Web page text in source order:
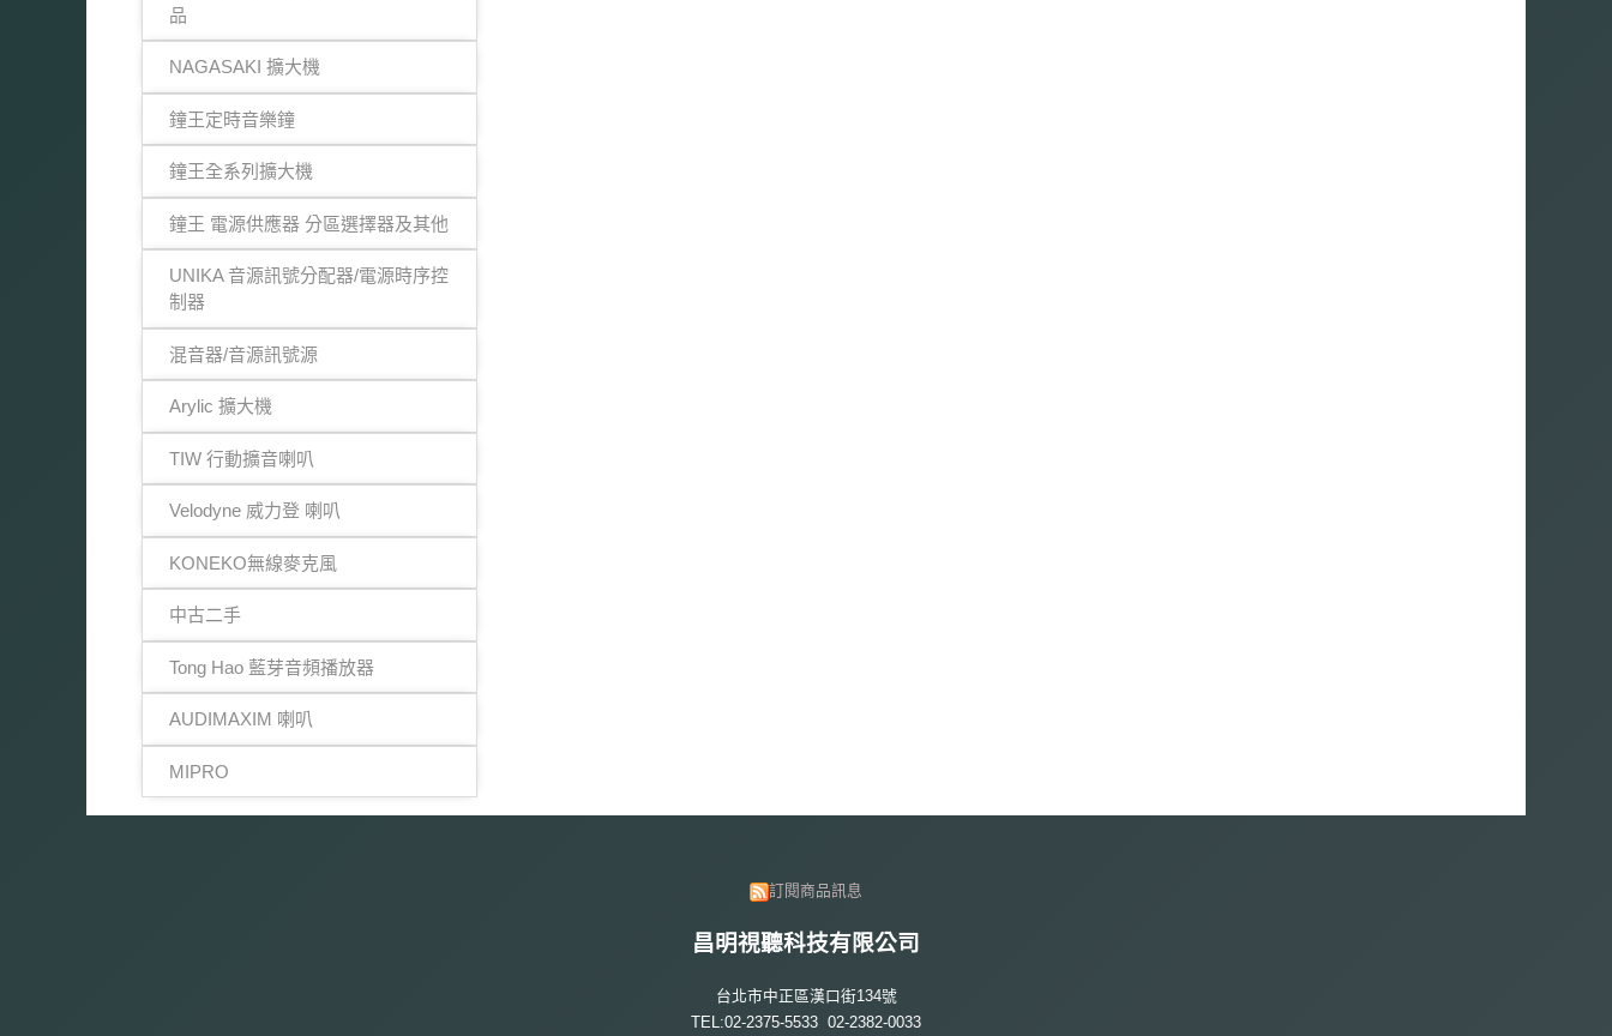
品
NAGASAKI 擴大機
鐘王定時音樂鐘
鐘王全系列擴大機
鐘王 電源供應器 分區選擇器及其他
UNIKA 音源訊號分配器/電源時序控
制器
混音器/音源訊號源
Arylic 擴大機
TIW 行動擴音喇叭
Velodyne 威力登 喇叭
KONEKO無線麥克風
中古二手
Tong Hao 藍芽音頻播放器
AUDIMAXIM 喇叭
MIPRO
訂閱商品訊息
昌明視聽科技有限公司
台北市中正區漢口街134號
TEL:02-2375-5533 02-2382-0033